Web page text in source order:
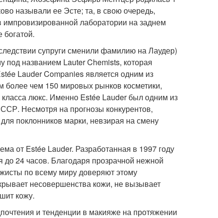
называли ее Эсте; та, в свою очередь,
лаборатории на заднем
супруги сменили фамилию на Лаудер)
названием Lauter Chemists, которая
Lauder Companies является одним из
более чем 150 мировых рынков косметики,
люкс. Именно Estée Lauder был одним из
Несмотря на прогнозы конкурентов,
поклонников марки, невзирая на смену
от Estée Lauder. Разработанная в 1997 году
24 часов. Благодаря прозрачной нежной
по всему миру доверяют этому
несовершенства кожи, не вызывает
кожу.
и тенденции в макияже на протяжении